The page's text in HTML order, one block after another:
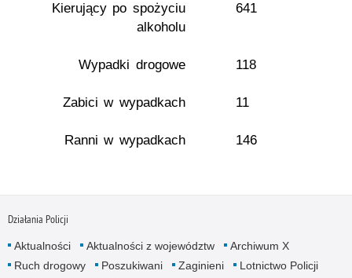
Kierujący po spożyciu
alkoholu
641
Wypadki drogowe 118
Zabici w wypadkach 11
Ranni w wypadkach 146
Działania Policji
Aktualności Aktualności z województw
Archiwum X
Ruch drogowy
Poszukiwani Zaginieni
Lotnictwo Policji